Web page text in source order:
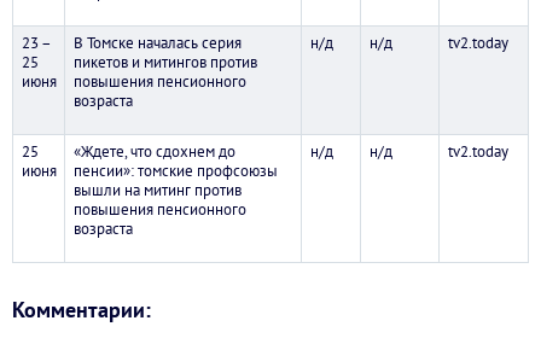
23 –
25
июня
В Томске началась серия
пикетов и митингов против
повышения пенсионного
возраста
н/д н/д tv2.today
25
июня
«Ждете, что сдохнем до
пенсии»: томские профсоюзы
вышли на митинг против
повышения пенсионного
возраста
н/д н/д tv2.today
Комментарии: